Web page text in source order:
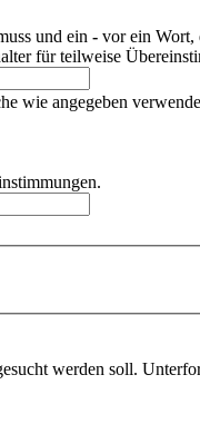
und ein - vor ein Wort,
für teilweise
wie angegeben
werden soll.